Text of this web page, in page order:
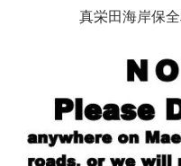
真栄田海岸保